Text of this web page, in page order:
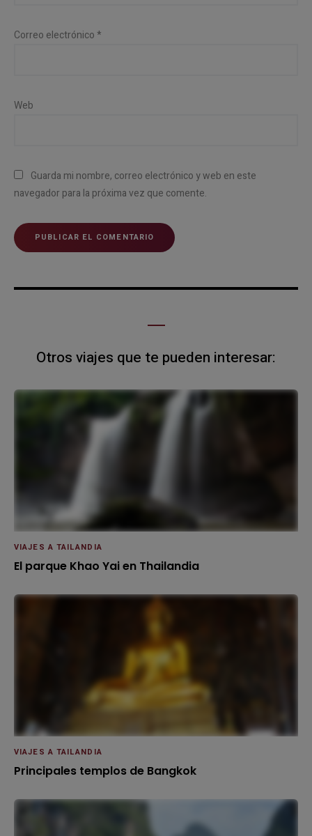
Correo electrónico*
Web
Guarda mi nombre, correo electrónico y web en este
navegador para la próxima vez que comente.
Otros viajes que te pueden interesar:
VIAJES A TAILANDIA
El parque Khao Yai en Thailandia
VIAJES A TAILANDIA
Principales templos de Bangkok